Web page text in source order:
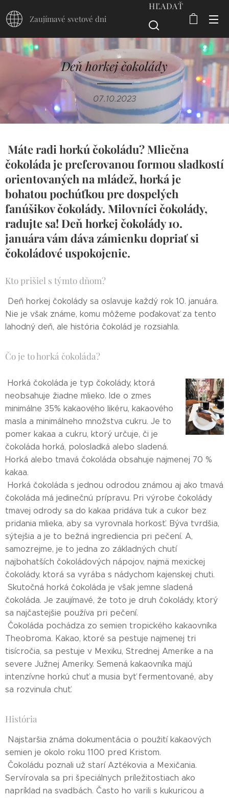
Zaujímavé svetové dni
HĽADAŤ
Deň horkej čokolády
07.10.2023
Máte radi horkú čokoládu? Mliečna
čokoláda je preferovanou formou sladkostí
orientovaných na mládež, horká je
bohatou pochúťkou pre dospelých
fanúšikov čokolády. Milovníci čokolády,
radujte sa! Deň horkej čokolády 10.
januára vám dáva zámienku dopriať si
čokoládové uspokojenie.
Kto prišiel s týmto dňom?
Deň horkej čokolády sa oslavuje každý rok 10. januára.
Nie je však známe, komu môžeme poďakovať za tento
lahodný deň, ale história čokolád je rozsiahla.
Čo je to horká čokoláda?
Horká čokoláda je typ čokolády, ktorá
neobsahuje žiadne mlieko. Ide o zmes
minimálne 35% kakaového likéru, kakaového
masla a minimálneho množstva cukru. Je to
pomer kakaa a cukru, ktorý určuje, či je
čokoláda horká, polosladká alebo sladená.
Horká alebo tmavá čokoláda obsahuje najmenej 70 %
kakaa.
Horká čokoláda s jednou odrodou známou aj ako tmavá
čokoláda má jedinečnú prípravu. Pri výrobe čokolády
tmavej odrody sa do kakaa pridáva tuk a cukor bez
pridania mlieka, aby sa vyrovnala horkosť. Býva tvrdšia,
sýtejšia a je to bežná ingrediencia pri pečení. A,
samozrejme, je to jedna zo základných chutí
najbohatších čokoládových nápojov, najmä mexickej
čokolády, ktorá sa vyrába s nádychom kajenskej chuti.
Skutočná horká čokoláda je však jemne sladená
čokoláda. Je zaujímavé, že toto je druh čokolády, ktorý
sa najčastejšie používa pri pečení.
Čokoláda pochádza zo semien tropického kakaovníka
Theobroma. Kakao, ktoré sa pestuje najmenej tri
tisícročia, sa pestuje v Mexiku, Strednej Amerike a na
severe Južnej Ameriky. Semená kakaovníka majú
intenzívne horkú chuť a musia byť fermentované, aby
sa rozvinula chuť.
História
Najstaršia známa dokumentácia o použití kakaových
semien je okolo roku 1100 pred Kristom.
Čokoládu poznali už starí Aztékovia a Mexičania.
Servírovala sa pri špeciálnych príležitostiach ako
napríklad na svadbách. Často ho varili s kukuricou a